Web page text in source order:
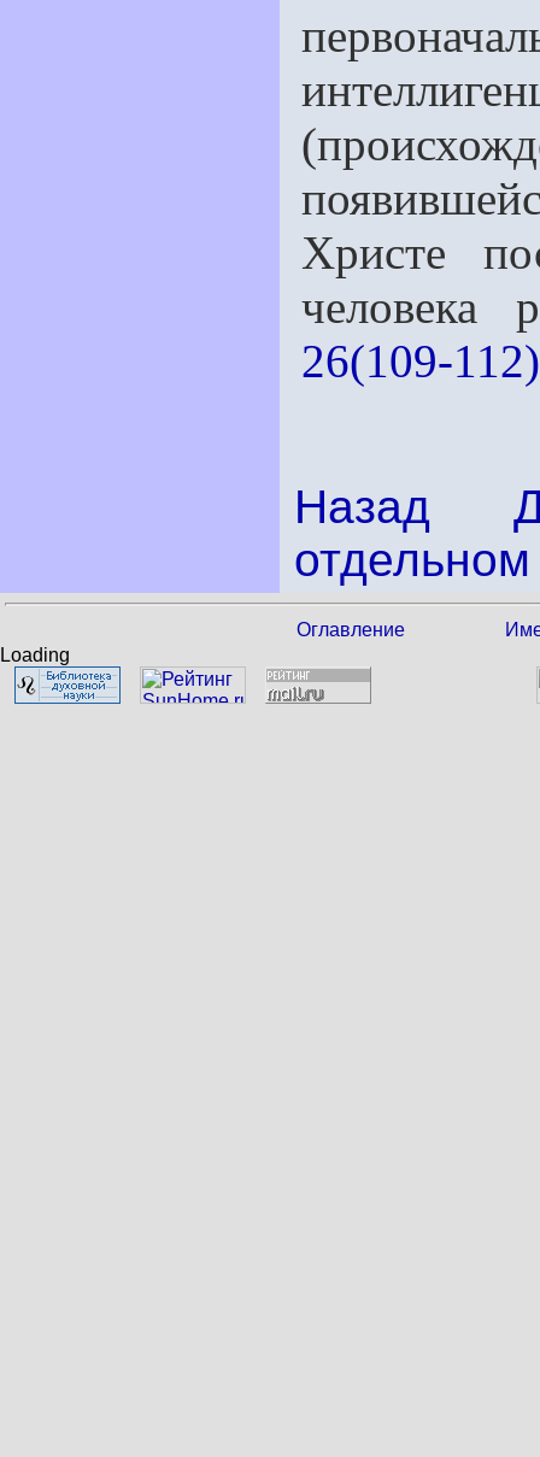
Христе
человека
26(109-112)
Назад
Оглавление
Loading